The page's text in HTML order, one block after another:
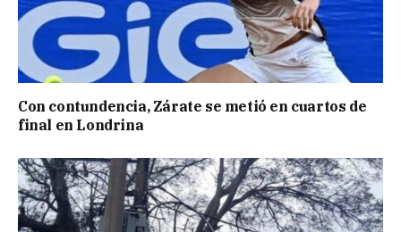
Con contundencia, Zárate se metió en cuartos de
final en Londrina